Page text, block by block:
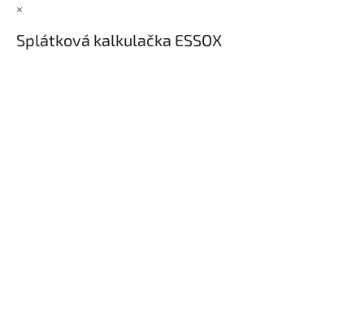
×
Splátková kalkulačka ESSOX